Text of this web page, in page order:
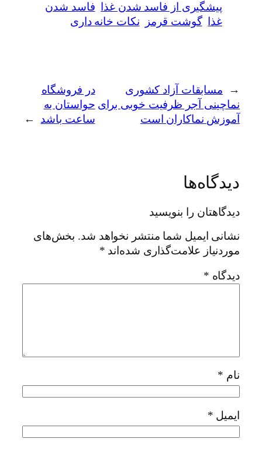
پیشگیری از فاسد شدن غذا
فاسد شدن
غذا
گوشت قرمز نکات خانه داری
←
مسابقات آزاد کشوری
نماچینی آجر ظرفیت خوبی برای
آموزش نماکاران است
در فروشگاه
حواستان به
ساعت باشد
→
دیدگاه‌ها
دیدگاهتان را بنویسید
نشانی ایمیل شما منتشر نخواهد شد. بخش‌های
موردنیاز علامت‌گذاری شده‌اند *
دیدگاه *
نام *
ایمیل *